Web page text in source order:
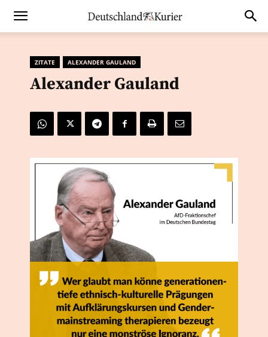
ZITATE ALEXANDER GAULAND
Alexander Gauland